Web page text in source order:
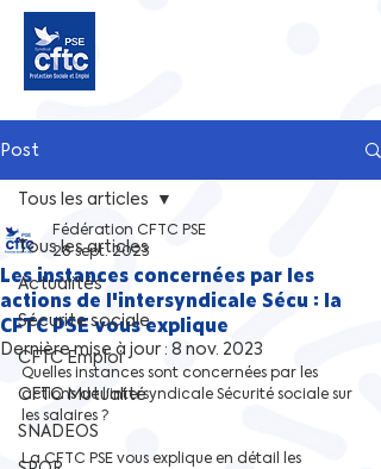
Post
Tous les articles
Actualités
Sécurite sociale
CFTC Emploi
CFTC Mutualité
SNADEOS
Tous les articles
Les instances concernées par les
actions de l'intersyndicale Sécu : la
CFTC PSE vous explique
Fédération CFTC PSE
28 sept. 2023
Dernière mise à jour : 8 nov. 2023
Quelles instances sont concernées par les
actions de l'intersyndicale Sécurité sociale sur
les salaires ?
La CFTC PSE vous explique en détail les